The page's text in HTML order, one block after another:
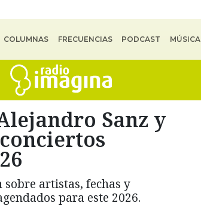
COLUMNAS FRECUENCIAS PODCAST MÚSICA
Sanz y
artistas, fechas y
para este 2026.